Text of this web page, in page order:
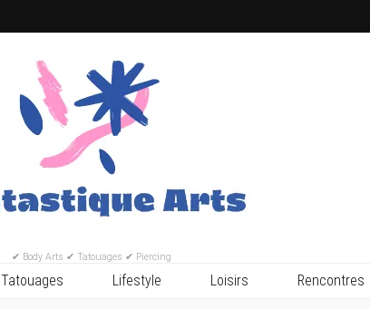
✔ Body Arts ✔ Tatouages ✔ Piercing
Tatouages Lifestyle Loisirs Rencontres